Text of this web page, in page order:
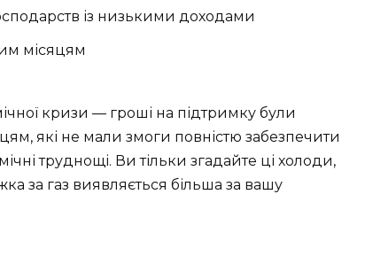
із низькими доходами
місяцям
кризи — гроші на підтримку були
які не мали змоги повністю забезпечити
труднощі. Ви тільки згадайте ці холоди,
за газ виявляється більша за вашу